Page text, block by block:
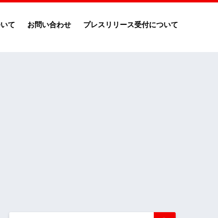
て お問い合わせ プレスリリース受付について